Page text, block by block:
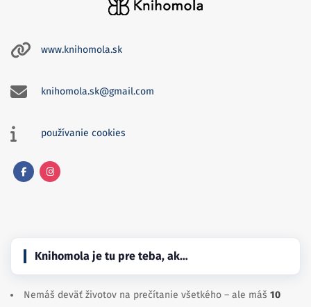
www.knihomola.sk
knihomola.sk@gmail.com
používanie cookies
Knihomola je tu pre teba, ak…
Nemáš deväť životov na prečítanie všetkého – ale máš 10